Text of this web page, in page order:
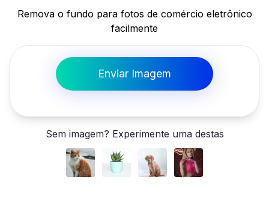
Remova o fundo para fotos de comércio eletrônico
facilmente
Enviar Imagem
Sem imagem? Experimente uma destas